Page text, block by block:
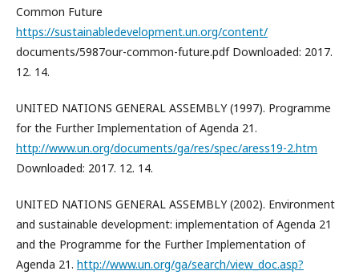
Common Future
https://sustainabledevelopment.un.org/content/
documents/5987our-common-future.pdf Downloaded: 2017.
12. 14.
UNITED NATIONS GENERAL ASSEMBLY (1997). Programme
for the Further Implementation of Agenda 21.
http://www.un.org/documents/ga/res/spec/aress19-2.htm
Downloaded: 2017. 12. 14.
UNITED NATIONS GENERAL ASSEMBLY (2002). Environment
and sustainable development: implementation of Agenda 21
and the Programme for the Further Implementation of
Agenda 21. http://www.un.org/ga/search/view_doc.asp?